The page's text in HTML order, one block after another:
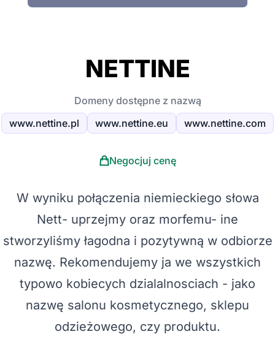
NETTINE
Domeny dostępne z nazwą
www.nettine.pl
www.nettine.eu www.nettine.com
Negocjuj cenę
W wyniku połączenia niemieckiego słowa
Nett- uprzejmy oraz morfemu- ine
stworzyliśmy łagodna i pozytywną w odbiorze
nazwę. Rekomendujemy ja we wszystkich
typowo kobiecych dzialalnosciach - jako
nazwę salonu kosmetycznego, sklepu
odzieżowego, czy produktu.